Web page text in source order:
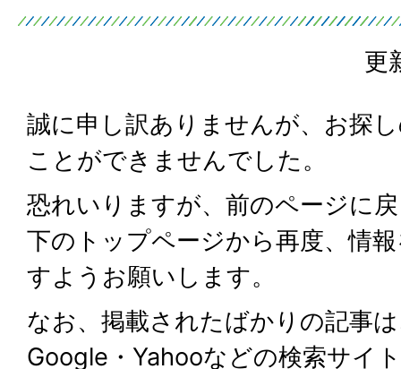
更
誠に申し訳ありませんが、お探
ことができませんでした。
恐れいりますが、前のページに
下のトップページから再度、情
すようお願いします。
なお、掲載されたばかりの記事
Google・Yahooなどの検索サイ